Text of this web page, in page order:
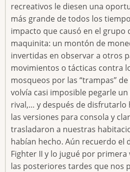
recreativos le diesen una
más grande de todos los
impacto que causó en el grupo
maquinita: un montón de
invertidas en observar a otros
movimientos o tácticas contra
mosqueos por las “trampas”
volvía casi imposible pegarle
rival,… y después de disfrutarlo
las versiones para consola y
trasladaron a nuestras
habían hecho. Aún recuerdo el
Fighter II y lo jugué por
las posteriores tardes que nos